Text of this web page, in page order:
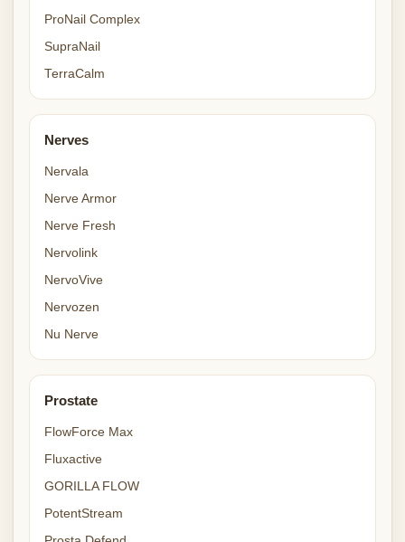
ProNail Complex
SupraNail
TerraCalm
Nerves
Nervala
Nerve Armor
Nerve Fresh
Nervolink
NervoVive
Nervozen
Nu Nerve
Prostate
FlowForce Max
Fluxactive
GORILLA FLOW
PotentStream